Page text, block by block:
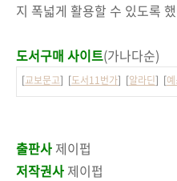
지 폭넓게 활용할 수 있도록
도서구매 사이트(가나다순)
[교보문고] [도서11번가] [알라딘] [
출판사 제이펍
저작권사 제이펍